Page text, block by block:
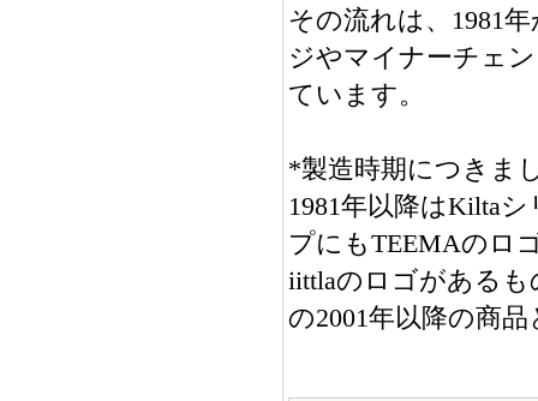
その流れは、1981
ジやマイナーチェ
ています。
*製造時期につきま
1981年以降はKilta
プにもTEEMAのロ
iittlaのロゴがある
の2001年以降の商